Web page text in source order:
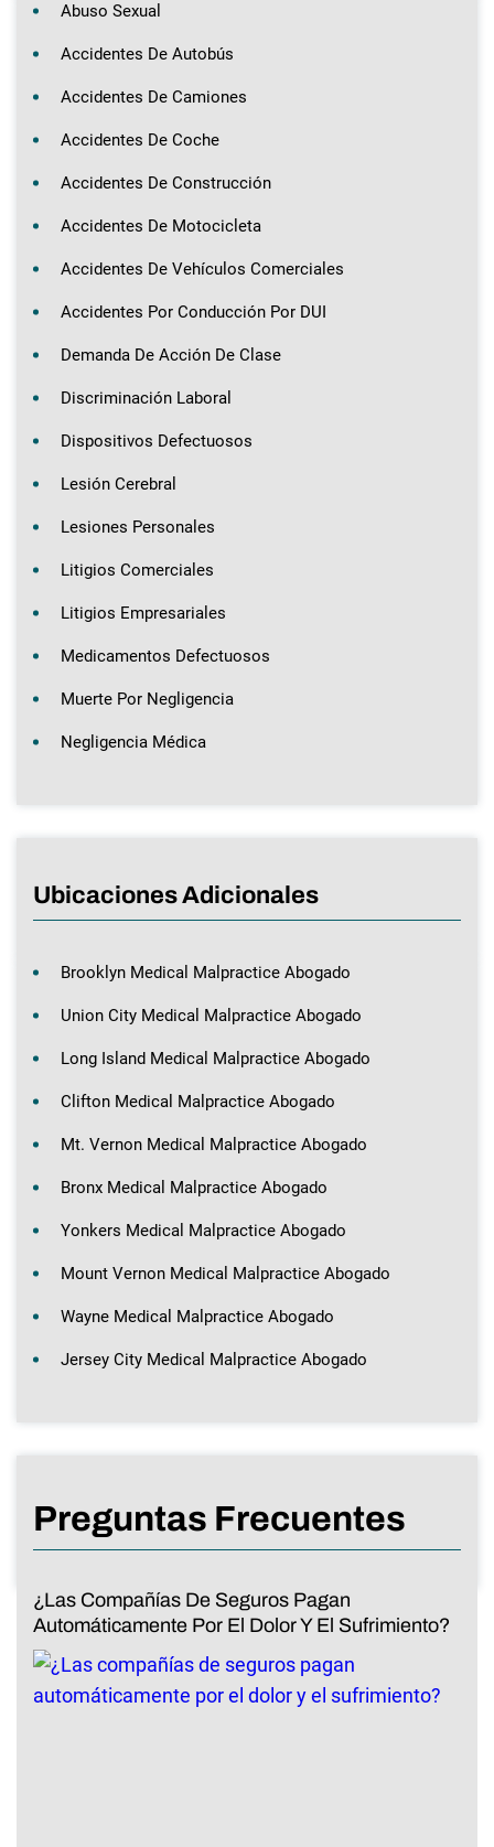
Abuso Sexual
Accidentes De Autobús
Accidentes De Camiones
Accidentes De Coche
Accidentes De Construcción
Accidentes De Motocicleta
Accidentes De Vehículos Comerciales
Accidentes Por Conducción Por DUI
Demanda De Acción De Clase
Discriminación Laboral
Dispositivos Defectuosos
Lesión Cerebral
Lesiones Personales
Litigios Comerciales
Litigios Empresariales
Medicamentos Defectuosos
Muerte Por Negligencia
Negligencia Médica
Ubicaciones Adicionales
Brooklyn Medical Malpractice Abogado
Union City Medical Malpractice Abogado
Long Island Medical Malpractice Abogado
Clifton Medical Malpractice Abogado
Mt. Vernon Medical Malpractice Abogado
Bronx Medical Malpractice Abogado
Yonkers Medical Malpractice Abogado
Mount Vernon Medical Malpractice Abogado
Wayne Medical Malpractice Abogado
Jersey City Medical Malpractice Abogado
Preguntas Frecuentes
¿Las Compañías De Seguros Pagan
Automáticamente Por El Dolor Y El Sufrimiento?